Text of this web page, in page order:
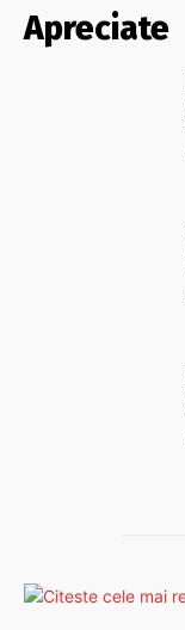
Apreciate